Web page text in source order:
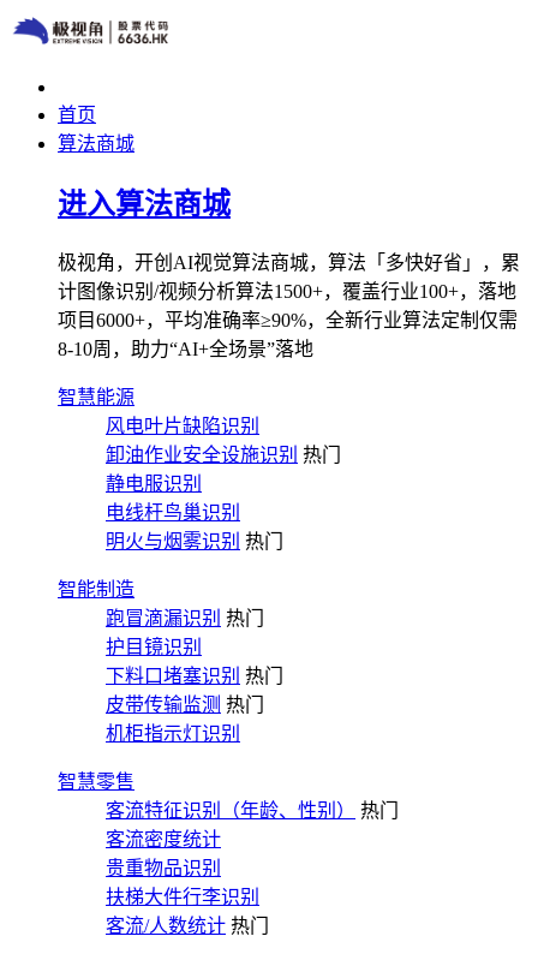
首页
算法商城
进入算法商城
极视角，开创AI视觉算法商城，算法「多快好省」，累
计图像识别/视频分析算法1500+，覆盖行业100+，落地
项目6000+，平均准确率≥90%，全新行业算法定制仅需
8-10周，助力“AI+全场景”落地
智慧能源
风电叶片缺陷识别
卸油作业安全设施识别 热门
静电服识别
电线杆鸟巢识别
明火与烟雾识别 热门
智能制造
跑冒滴漏识别 热门
护目镜识别
下料口堵塞识别 热门
皮带传输监测 热门
机柜指示灯识别
智慧零售
客流特征识别（年龄、性别）
热门
客流密度统计
贵重物品识别
扶梯大件行李识别
客流/人数统计 热门